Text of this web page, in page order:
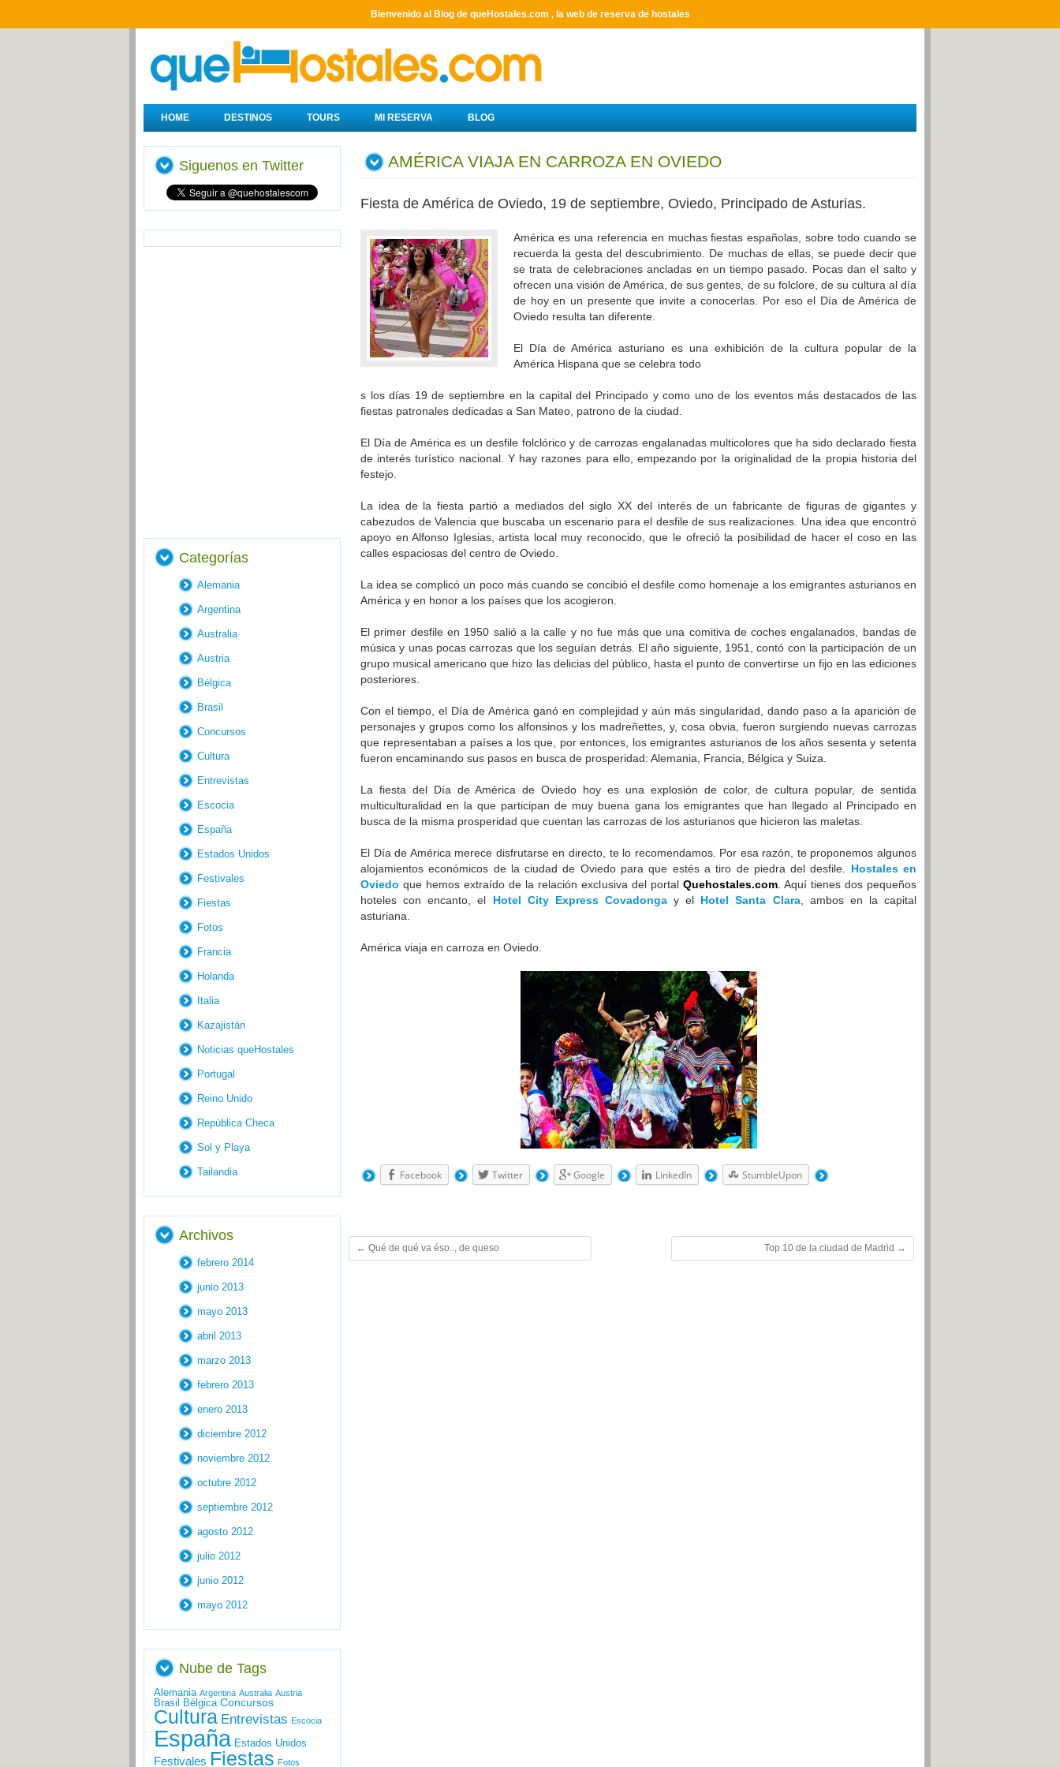
Bienvenido al Blog de queHostales.com , la web de reserva de hostales
HOME DESTINOS TOURS MI RESERVA BLOG
AMÉRICA VIAJA EN CARROZA EN OVIEDO
Fiesta de América de Oviedo, 19 de septiembre, Oviedo, Principado de Asturias.
América es una referencia en muchas fiestas españolas, sobre todo cuando se
recuerda la gesta del descubrimiento. De muchas de ellas, se puede decir que
se trata de celebraciones ancladas en un tiempo pasado. Pocas dan el salto y
ofrecen una visión de América, de sus gentes, de su folclore, de su cultura al día
de hoy en un presente que invite a conocerlas. Por eso el Día de América de
Oviedo resulta tan diferente.
El Día de América asturiano es una exhibición de la cultura popular de la
América Hispana que se celebra todo
s los días 19 de septiembre en la capital del Principado y como uno de los eventos más destacados de las
fiestas patronales dedicadas a San Mateo, patrono de la ciudad.
El Día de América es un desfile folclórico y de carrozas engalanadas multicolores que ha sido declarado fiesta
de interés turístico nacional. Y hay razones para ello, empezando por la originalidad de la propia historia del
festejo.
La idea de la fiesta partió a mediados del siglo XX del interés de un fabricante de figuras de gigantes y
cabezudos de Valencia que buscaba un escenario para el desfile de sus realizaciones. Una idea que encontró
apoyo en Alfonso Iglesias, artista local muy reconocido, que le ofreció la posibilidad de hacer el coso en las
calles espaciosas del centro de Oviedo.
La idea se complicó un poco más cuando se concibió el desfile como homenaje a los emigrantes asturianos en
América y en honor a los países que los acogieron.
El primer desfile en 1950 salió a la calle y no fue más que una comitiva de coches engalanados, bandas de
música y unas pocas carrozas que los seguían detrás. El año siguiente, 1951, contó con la participación de un
grupo musical americano que hizo las delicias del público, hasta el punto de convertirse un fijo en las ediciones
posteriores.
Con el tiempo, el Día de América ganó en complejidad y aún más singularidad, dando paso a la aparición de
personajes y grupos como los alfonsinos y los madreñettes, y, cosa obvia, fueron surgiendo nuevas carrozas
que representaban a países a los que, por entonces, los emigrantes asturianos de los años sesenta y setenta
fueron encaminando sus pasos en busca de prosperidad: Alemania, Francia, Bélgica y Suiza.
La fiesta del Día de América de Oviedo hoy es una explosión de color, de cultura popular, de sentida
multiculturalidad en la que participan de muy buena gana los emigrantes que han llegado al Principado en
busca de la misma prosperidad que cuentan las carrozas de los asturianos que hicieron las maletas.
El Día de América merece disfrutarse en directo, te lo recomendamos. Por esa razón, te proponemos algunos
alojamientos económicos de la ciudad de Oviedo para que estés a tiro de piedra del desfile.
Hostales en
Oviedo que hemos extraído de la relación exclusiva del portal Quehostales.com. Aquí tienes dos pequeños
hoteles con encanto, el Hotel City Express Covadongay el Hotel Santa Clara, ambos en la capital
asturiana.
América viaja en carroza en Oviedo.
Facebook Twitter Google LinkedIn StumbleUpon
← Qué de qué va éso.., de queso Top 10 de la ciudad de Madrid →
Siguenos en Twitter
Categorías
Alemania
Argentina
Australia
Austria
Bélgica
Brasil
Concursos
Cultura
Entrevistas
Escocia
España
Estados Unidos
Festivales
Fiestas
Fotos
Francia
Holanda
Italia
Kazajistán
Noticias queHostales
Portugal
Reino Unido
República Checa
Sol y Playa
Tailandia
Archivos
febrero 2014
junio 2013
mayo 2013
abril 2013
marzo 2013
febrero 2013
enero 2013
diciembre 2012
noviembre 2012
octubre 2012
septiembre 2012
agosto 2012
julio 2012
junio 2012
mayo 2012
Nube de Tags
Alemania Argentina Australia Austria
Brasil Bélgica Concursos
Cultura Entrevistas Escocia
España Estados Unidos
Festivales Fiestas Fotos